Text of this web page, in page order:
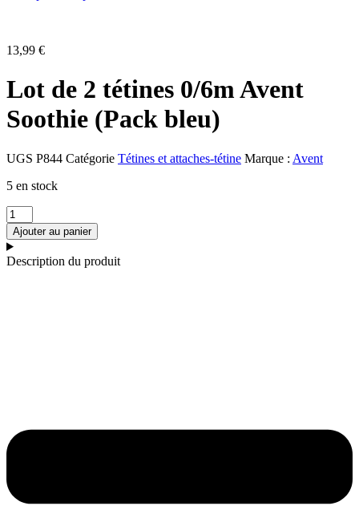
13,99 €
Lot de 2 tétines 0/6m Avent
Soothie (Pack bleu)
UGS P844 Catégorie Tétines et attaches-tétine Marque : Avent
5 en stock
quantité
de
Lot
de
2
Ajouter au panier
Description du produit